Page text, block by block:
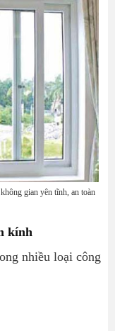
gian yên tĩnh, an toàn
kính
nhiều loại công